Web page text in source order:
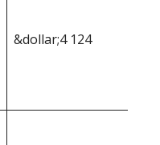
&dollar;4 124